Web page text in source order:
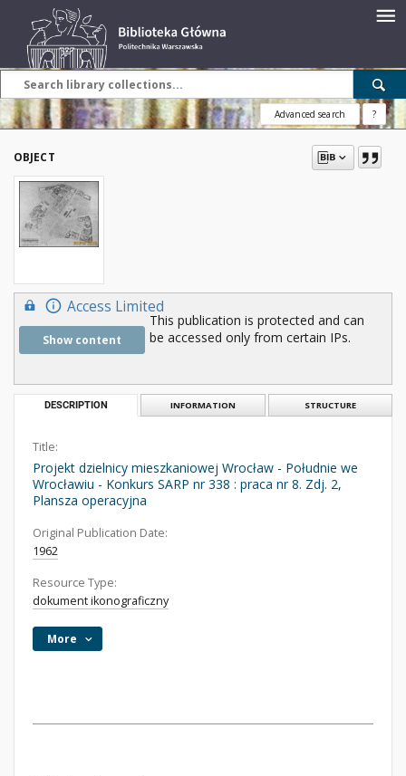
Advanced search ?
OBJECT
Access Limited
Show content
This publication is protected and can
be accessed only from certain IPs.
DESCRIPTION INFORMATION STRUCTURE
Title:
Projekt dzielnicy mieszkaniowej Wrocław - Południe we
Wrocławiu - Konkurs SARP nr 338 : praca nr 8. Zdj. 2,
Plansza operacyjna
Original Publication Date:
1962
Resource Type:
dokument ikonograficzny
More